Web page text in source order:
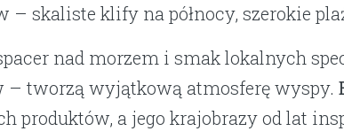
– skaliste klify na północy, szerokie
nad morzem i smak lokalnych
tworzą wyjątkową atmosferę wyspy.
produktów, a jego krajobrazy od lat